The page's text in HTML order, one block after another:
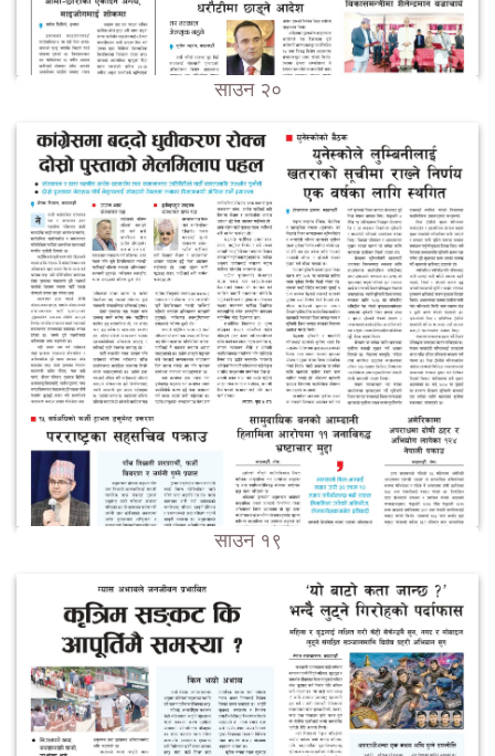
साउन २०
साउन १९